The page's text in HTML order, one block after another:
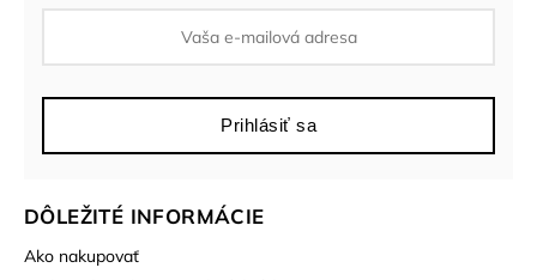
DÔLEŽITÉ INFORMÁCIE
Ako nakupovať
Prihlásiť sa